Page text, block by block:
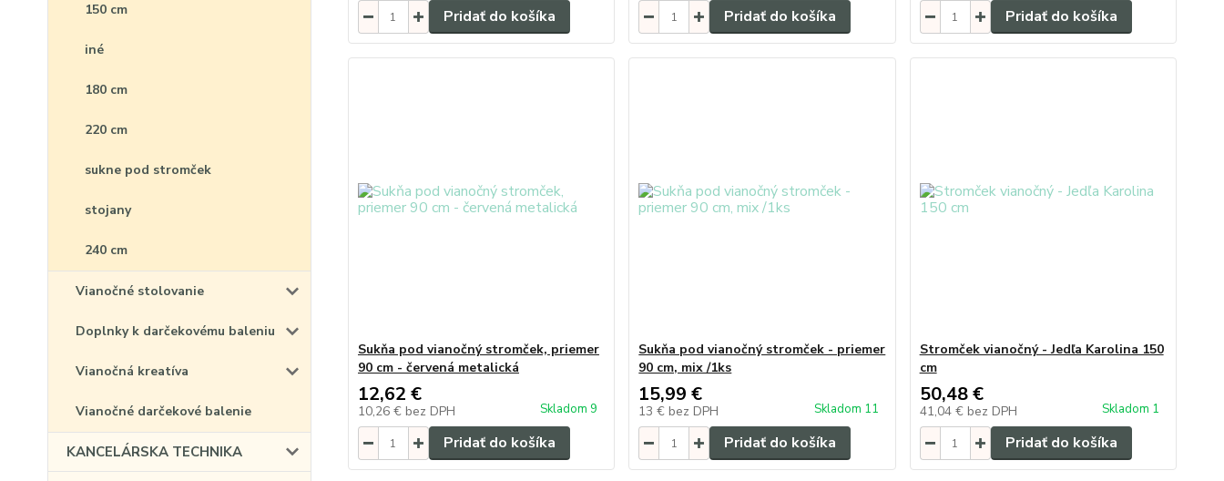
150 cm
iné
180 cm
220 cm
sukne pod stromček
stojany
240 cm
Vianočné stolovanie
Doplnky k darčekovému baleniu
Vianočná kreatíva
Vianočné darčekové balenie
KANCELÁRSKA TECHNIKA
Pridať do košíka Pridať do košíka Pridať do košíka
Sukňa pod vianočný stromček, priemer
90 cm - červená metalická
12,62 €
10,26 € bez DPH Skladom 9
Pridať do košíka
Sukňa pod vianočný stromček - priemer
90 cm, mix /1ks
15,99 €
13 € bez DPH Skladom 11
Pridať do košíka
Stromček vianočný - Jedľa Karolina 150
cm
50,48 €
41,04 € bez DPH Skladom 1
Pridať do košíka